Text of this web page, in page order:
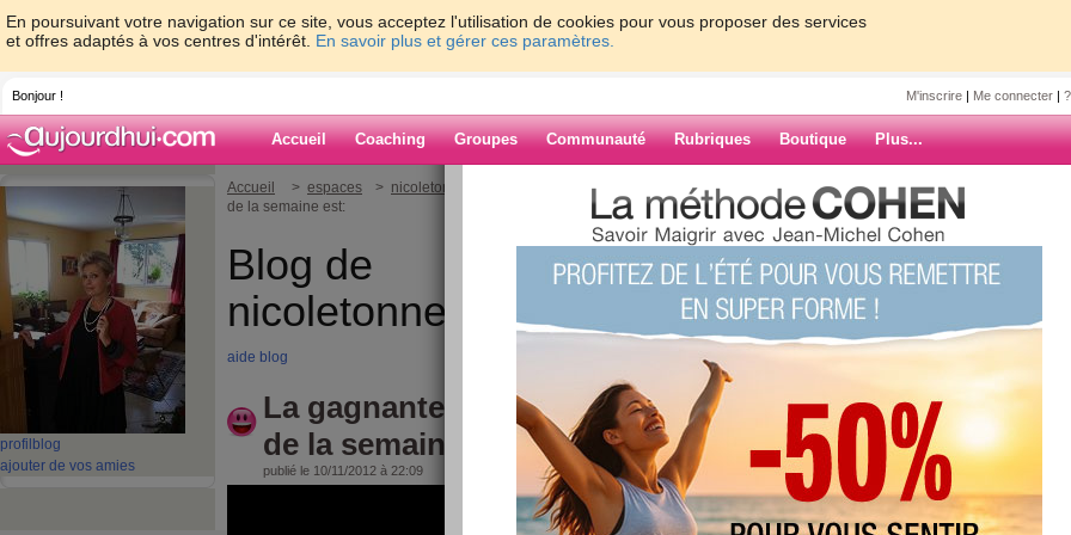
En poursuivant votre navigation sur ce site, vous acceptez l'utilisation de cookies pour vous proposer des services
et offres adaptés à vos centres d'intérêt. En savoir plus et gérer ces paramètres.
Bonjour ! M'inscrire | Me connecter |
Accueil Coaching Groupes Communauté Rubriques Boutique Plus...
profil blog
ajouter de vos amies
Accueil > espaces > nicoletonnellevaspart
> La gagnante des commentaires
de la semaine est:
Blog de
nicoletonnellevaspart
aide blog
La gagnante des commentaires
de la semaine est:
publié le 10/11/2012 à 22:09
ARCHIVES